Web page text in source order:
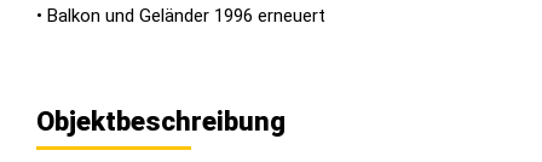
• Balkon und Geländer 1996 erneuert
Objektbeschreibung